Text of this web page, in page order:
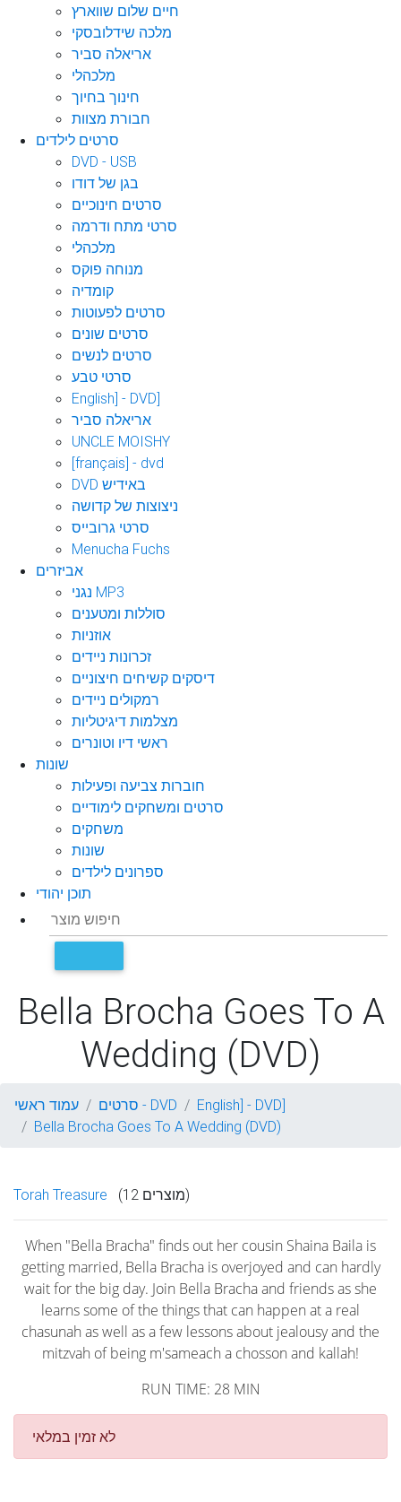
חיים שלום שווארץ
מלכה שידלובסקי
אריאלה סביר
מלכהלי
חינוך בחיוך
חבורת מצוות
סרטים לילדים
DVD - USB
בגן של דודו
סרטים חינוכיים
סרטי מתח ודרמה
מלכהלי
מנוחה פוקס
קומדיה
סרטים לפעוטות
סרטים שונים
סרטים לנשים
סרטי טבע
English] - DVD]
אריאלה סביר
UNCLE MOISHY
[français] - dvd
DVD באידיש
ניצוצות של קדושה
סרטי גרובייס
Menucha Fuchs
אביזרים
נגני MP3
סוללות ומטענים
אוזניות
זכרונות ניידים
דיסקים קשיחים חיצוניים
רמקולים ניידים
מצלמות דיגיטליות
ראשי דיו וטונרים
שונות
חוברות צביעה ופעילות
סרטים ומשחקים לימודיים
משחקים
שונות
ספרונים לילדים
תוכן יהודי
Bella Brocha Goes To A
Wedding (DVD)
עמוד ראשי סרטים - DVD
English] - DVD]
Bella Brocha Goes To A Wedding (DVD)
Torah Treasure (12 מוצרים)
When "Bella Bracha" finds out her cousin Shaina Baila is
getting married, Bella Bracha is overjoyed and can hardly
wait for the big day. Join Bella Bracha and friends as she
learns some of the things that can happen at a real
chasunah as well as a few lessons about jealousy and the
mitzvah of being m'sameach a chosson and kallah!
RUN TIME: 28 MIN
לא זמין במלאי